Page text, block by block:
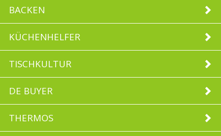
BACKEN
KÜCHENHELFER
TISCHKULTUR
DE BUYER
THERMOS